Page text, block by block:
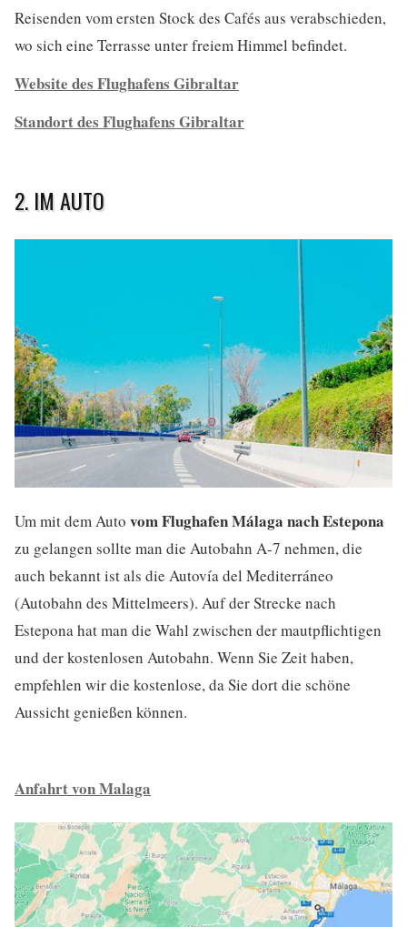
Reisenden vom ersten Stock des Cafés aus verabschieden,
wo sich eine Terrasse unter freiem Himmel befindet.
Website des Flughafens Gibraltar
Standort des Flughafens Gibraltar
2. IM AUTO
Um mit dem Auto vom Flughafen Málaga nach Estepona
zu gelangen sollte man die Autobahn A-7 nehmen, die
auch bekannt ist als die Autovía del Mediterráneo
(Autobahn des Mittelmeers). Auf der Strecke nach
Estepona hat man die Wahl zwischen der mautpflichtigen
und der kostenlosen Autobahn. Wenn Sie Zeit haben,
empfehlen wir die kostenlose, da Sie dort die schöne
Aussicht genießen können.
Anfahrt von Malaga